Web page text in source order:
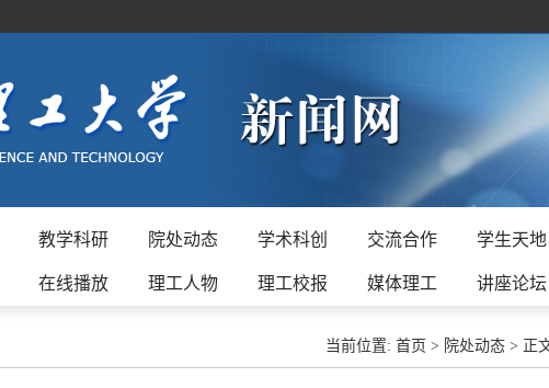
教学科研 院处动态 学术科创 交流合作 学生天地
在线播放 理工人物 理工校报 媒体理工 讲座论坛
当前位置: 首页 > 院处动态 > 正